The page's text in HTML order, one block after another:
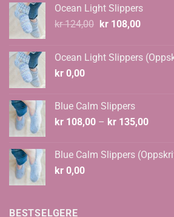
Ocean Light Slippers
kr124,00 Opprinnelig
kr 124,00.
kr108,00
kr
Ocean Light Slippers
kr 0,00
Blue Calm Slippers
kr 108,00 – kr 135,00
kr
Blue Calm Slippers
kr 0,00
BESTSELGERE